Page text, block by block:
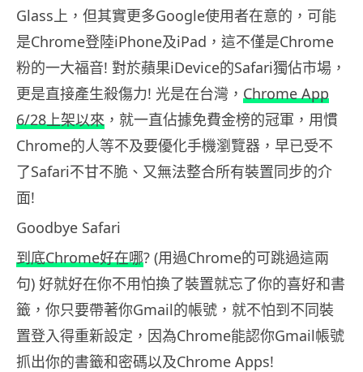
Glass上，但其實更多Google使用者在意的，可能
是Chrome登陸iPhone及iPad，這不僅是Chrome
粉的一大福音! 對於蘋果iDevice的Safari獨佔市場，
更是直接產生殺傷力! 光是在台灣， Chrome App
6/28上架以來 ，就一直佔據免費金榜的冠軍，用慣
Chrome的人等不及要優化手機瀏覽器，早已受不
了Safari不甘不脆、又無法整合所有裝置同步的介
面!
Goodbye Safari
到底Chrome好在哪? (用過Chrome的可跳過這兩
句) 好就好在你不用怕換了裝置就忘了你的喜好和書
籤，你只要帶著你Gmail的帳號，就不怕到不同裝
置登入得重新設定，因為Chrome能認你Gmail帳號
抓出你的書籤和密碼以及Chrome Apps!